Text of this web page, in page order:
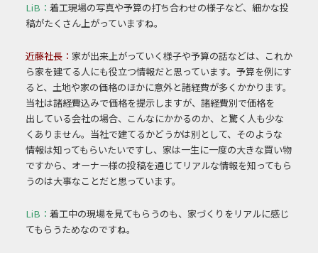
LiB： 着工現場の写真や予算の打ち合わせの様子など、細かな投
稿がたくさん上がっていますね。
近藤社長： 家が出来上がっていく様子や予算の話などは、これか
ら家を建てる人にも役立つ情報だと思っています。 予算を例にす
ると、土地や家の価格のほかに意外と諸経費が多くかかります。
当社は諸経費込みで価格を提示しますが、諸経費別で価格を
出 している会社の場合、こんなにかかるのか、と驚く人も少な
くありません。 当社で建てるかどうかは別として、そのような
情報は知ってもらいたいですし、家は一生に一度の大きな買い物
ですから、オーナー様の投稿を通 じてリアルな情報を知ってもら
うのは大事なことだと思っています。
LiB： 着工中の現場を見てもらうのも、家づくりをリアルに感じ
てもらうためなのですね。